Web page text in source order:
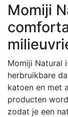
Momiji
Momiji Natural
herbruikbare
katoen en met
producten
zodat je een